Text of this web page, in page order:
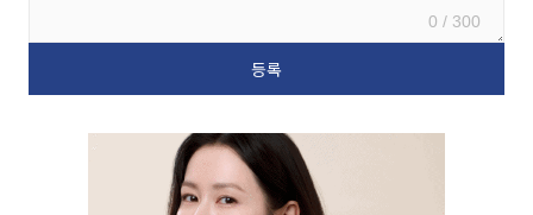
0 / 300